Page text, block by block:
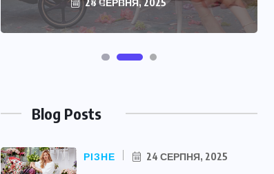
28 ЧЕРВНЯ, 2025
Blog Posts
РІЗНЕ 24 СЕРПНЯ, 2025